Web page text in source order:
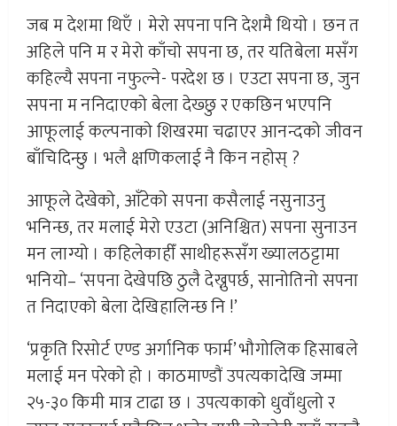
जब म देशमा थिएँ । मेरो सपना पनि देशमै थियो । छन त
अहिले पनि म र मेरो काँचो सपना छ, तर यतिबेला मसँग
कहिल्यै सपना नफुल्ने- परदेश छ । एउटा सपना छ, जुन
सपना म ननिदाएको बेला देख्छु र एकछिन भएपनि
आफूलाई कल्पनाको शिखरमा चढाएर आनन्दको जीवन
बाँचिदिन्छु । भलै क्षणिकलाई नै किन नहोस् ?
आफूले देखेको, आँटेको सपना कसैलाई नसुनाउनु
भनिन्छ, तर मलाई मेरो एउटा (अनिश्चित) सपना सुनाउन
मन लाग्यो । कहिलेकाहीँ साथीहरूसँग ख्यालठट्टामा
भनियो– ‘सपना देखेपछि ठुलै देख्नुपर्छ, सानोतिनो सपना
त निदाएको बेला देखिहालिन्छ नि !’
‘प्रकृति रिसोर्ट एण्ड अर्गानिक फार्म’ भौगोलिक हिसाबले
मलाई मन परेको हो । काठमाण्डौं उपत्यकादेखि जम्मा
२५-३० किमी मात्र टाढा छ । उपत्यकाको धुवाँधुलो र